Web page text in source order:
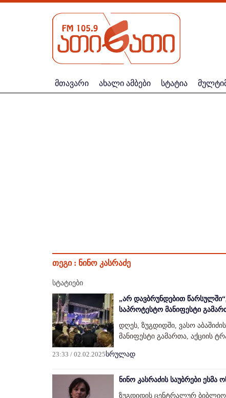
მთავარი ახალი ამბები სტატია
თეგი : ნინო კასრაძე
სტატიები
„არ დავბრუნდებით
საპროტესტო მანიფესტი
დღეს, ზუგდიდში, ვასო
მანიფესტი გამართა, აქციის
23:33 / 02.02.2025სრულად
ნინო კასრაძის საუბრები ესმა
ზუგდიდის ცენტრალურ